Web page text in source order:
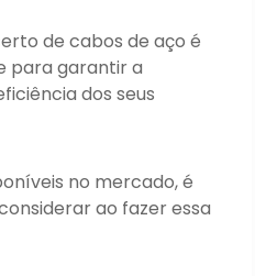
de cabos de aço é
para garantir a
dos seus
no mercado, é
ao fazer essa